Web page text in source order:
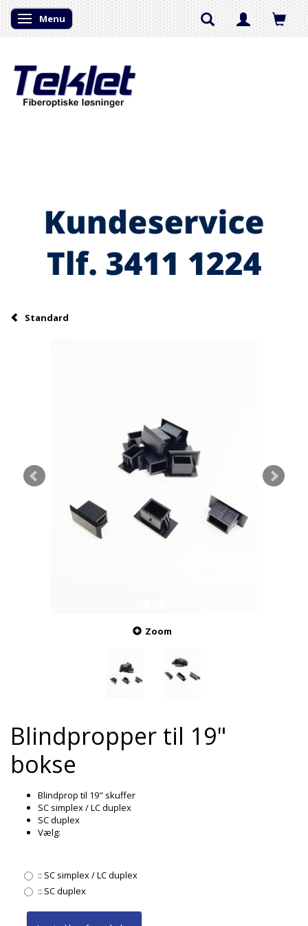
Skifte navigation
Menu
Standard
Zoom
Blindpropper til 19"
bokse
Blindprop til 19" skuffer
SC simplex / LC duplex
SC duplex
Vælg:
:: SC simplex / LC duplex
:: SC duplex